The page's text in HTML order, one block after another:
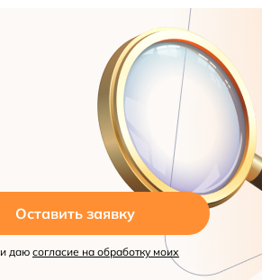
Оставить заявку
и даю согласие на обработку моих